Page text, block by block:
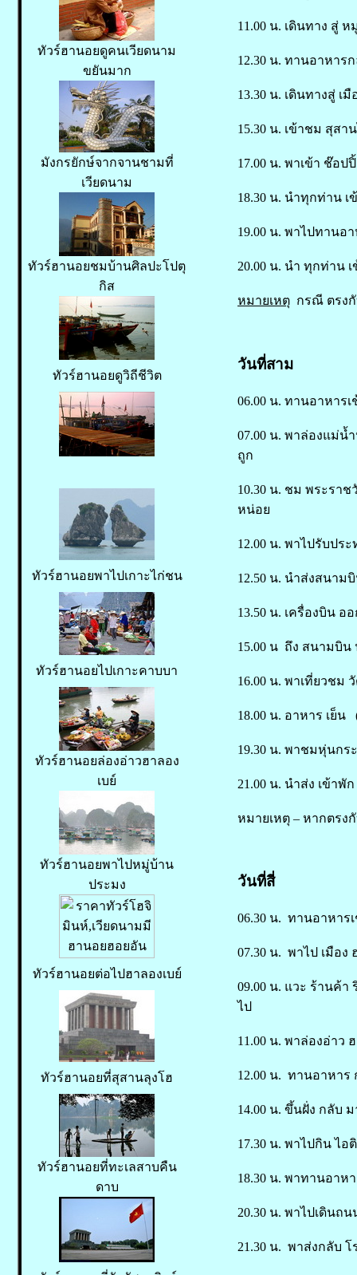
ทัวร์ฮานอยดูคนเวียดนาม
ขยันมาก
มังกรยักษ์จากจานชามที่
เวียดนาม
ทัวร์ฮานอยชมบ้านศิลปะโปตุ
กิส
ทัวร์ฮานอยดูวิถีชีวิต
ทัวร์ฮานอยพาไปเกาะไก่ชน
ทัวร์ฮานอยไปเกาะคาบบา
ทัวร์ฮานอยล่องอ่าวฮาลอง
เบย์
ทัวร์ฮานอยพาไปหมู่บ้าน
ประมง
ทัวร์ฮานอยต่อไปฮาลองเบย์
ทัวร์ฮานอยที่สุสานลุงโฮ
ทัวร์ฮานอยที่ทะเลสาบคืน
ดาบ
11.00 น. เดินทาง สู่
12.30 น. ทานอาหาร
13.30 น. เดินทางสู่ เ
15.30 น. เข้าชม สุส
17.00 น. พาเข้า ช๊อ
18.30 น. นำทุกท่าน เ
19.00 น. พาไปทานอ
20.00 น. นำ ทุกท่าน
หมายเหตุ กรณี ตรงกั
วันที่สาม
06.00 น. ทานอาหาร
07.00 น. พาล่องแม่
ถูก
10.30 น. ชม พระรา
หน่อย
12.00 น. พาไปรับปร
12.50 น. นำส่งสนาม
13.50 น. เครื่องบิน อ
15.00 น ถึง สนามบิน
16.00 น. พาเที่ยวชม
18.00 น. อาหาร เย็น
19.30 น. พาชมหุ่นกร
21.00 น. นำส่ง เข้าพั
หมายเหตุ – หากตรง
วันที่สี่
06.30 น. ทานอาหาร
07.30 น. พาไป เมือง
09.00 น. แวะ ร้านค้
ไป
11.00 น. พาล่องอ่าว
12.00 น. ทานอาหาร
14.00 น. ขึ้นฝั่ง กลับ
17.30 น. พาไปกิน ไ
18.30 น. พาทานอาห
20.30 น. พาไปเดินถ
21.30 น. พาส่งกลับ